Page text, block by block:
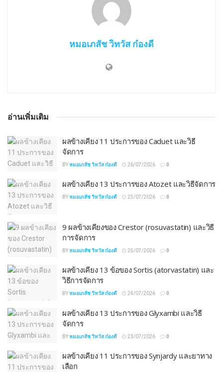
หมอเภสัช วิทวัส ก๋องดี
อ่านเพิ่มเติม
ผลข้างเคียง 11 ประการของ Caduet และวิธี
จัดการ
BYหมอเภสัช วิทวัส ก๋องดี 26/07/2026 0
ผลข้างเคียง 13 ประการของ Atozet และวิธีจัดการ
BYหมอเภสัช วิทวัส ก๋องดี 25/07/2026 0
9 ผลข้างเคียงของ Crestor (rosuvastatin) และวิธี
การจัดการ
BYหมอเภสัช วิทวัส ก๋องดี 25/07/2026 0
ผลข้างเคียง 13 ข้อของ Sortis (atorvastatin) และ
วิธีการจัดการ
BYหมอเภสัช วิทวัส ก๋องดี 24/07/2026 0
ผลข้างเคียง 13 ประการของ Glyxambi และวิธี
จัดการ
BYหมอเภสัช วิทวัส ก๋องดี 23/07/2026 0
ผลข้างเคียง 11 ประการของ Synjardy และยาทาง
เลือก